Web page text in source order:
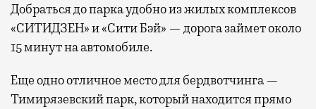
Добраться до парка удобно из жилых комплексов
«СИТИДЗЕН» и «Сити Бэй» — дорога займет около
15 минут на автомобиле.
Еще одно отличное место для бердвотчинга —
Тимирязевский парк, который находится прямо